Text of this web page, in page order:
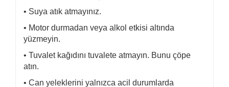
• Suya atık atmayınız.
• Motor durmadan veya alkol etkisi altında
yüzmeyin.
• Tuvalet kağıdını tuvalete atmayın. Bunu çöpe
atın.
• Can yeleklerini yalnızca acil durumlarda